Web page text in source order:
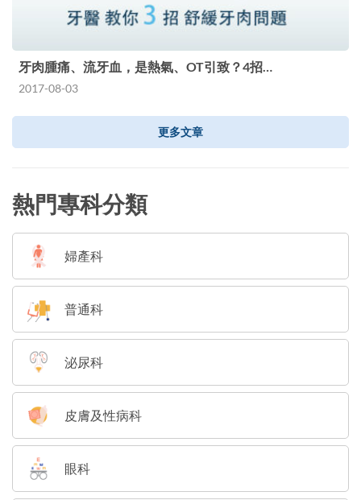
牙肉腫痛、流牙血，是熱氣、OT引致？4招…
2017-08-03
更多文章
熱門專科分類
婦產科
普通科
泌尿科
皮膚及性病科
眼科